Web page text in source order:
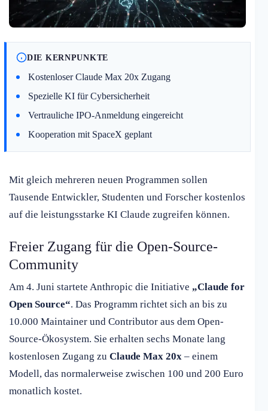
DIE KERNPUNKTE
Kostenloser Claude Max 20x Zugang
Spezielle KI für Cybersicherheit
Vertrauliche IPO-Anmeldung eingereicht
Kooperation mit SpaceX geplant
Mit gleich mehreren neuen Programmen sollen
Tausende Entwickler, Studenten und Forscher kostenlos
auf die leistungsstarke KI Claude zugreifen können.
Freier Zugang für die Open-Source-
Community
Am 4. Juni startete Anthropic die Initiative „Claude for
Open Source“. Das Programm richtet sich an bis zu
10.000 Maintainer und Contributor aus dem Open-
Source-Ökosystem. Sie erhalten sechs Monate lang
kostenlosen Zugang zu Claude Max 20x – einem
Modell, das normalerweise zwischen 100 und 200 Euro
monatlich kostet.